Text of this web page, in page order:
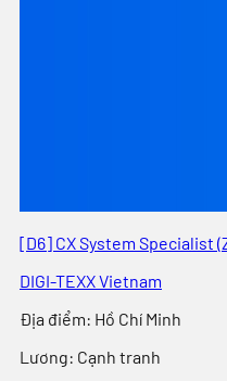
[D6] CX System Specialist
DIGI-TEXX Vietnam
Địa điểm: Hồ Chí Minh
Lương: Cạnh tranh